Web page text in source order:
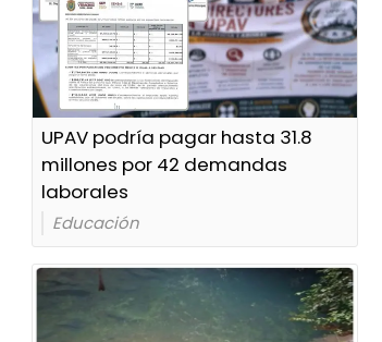
UPAV podría pagar hasta 31.8
millones por 42 demandas
laborales
Educación